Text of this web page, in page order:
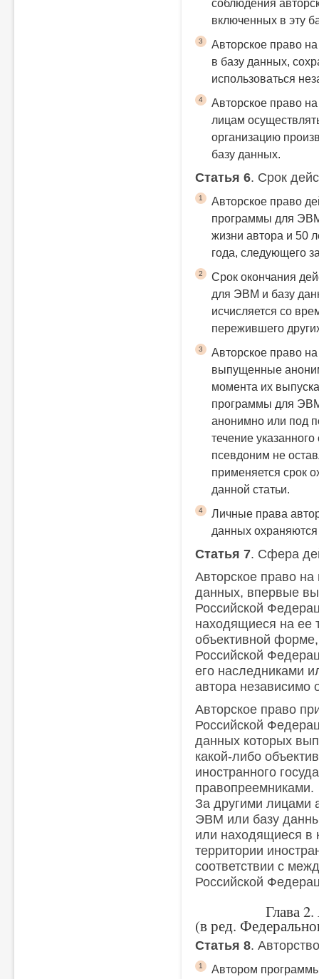
соблюдения
включенных в эту
Авторское право
в базу данных,
использоваться
3
Авторское право
лицам
организацию
базу данных.
4
Статья 6. Срок
Авторское право
программы для
жизни автора и 50
года, следующего
1
Срок окончания
для ЭВМ и базу
исчисляется со
пережившего
2
Авторское право
выпущенные
момента их
программы для
анонимно или под
течение
псевдоним не
применяется срок
данной статьи.
3
Личные права
данных
4
Статья 7. Сфера
Авторское право
данных, впервые
Российской
находящиеся на ее
объективной
Российской
его наследниками
автора независимо
Авторское право
Российской
данных которых
какой-либо
иностранного
правопреемниками.
За другими лицами
ЭВМ или базу
или находящиеся в
территории
соответствии с
Российской
Глава
(в ред.
Статья 8. Авторство
Автором
1